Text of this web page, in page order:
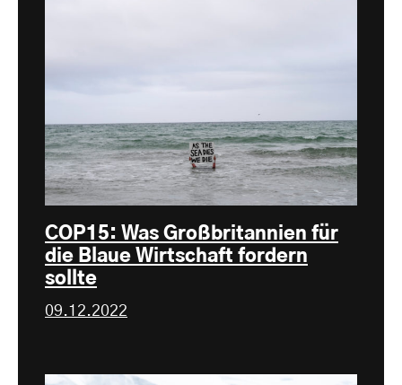
COP15: Was Großbritannien für
die Blaue Wirtschaft fordern
sollte
09.12.2022